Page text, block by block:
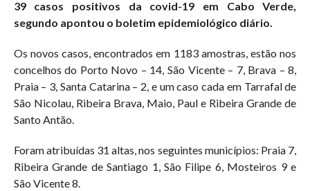
39 casos positivos da covid-19 em Cabo Verde,
segundo apontou o boletim epidemiológico diário.
Os novos casos, encontrados em 1183 amostras, estão nos
concelhos do Porto Novo – 14, São Vicente – 7, Brava – 8,
Praia – 3, Santa Catarina – 2, e um caso cada em Tarrafal de
São Nicolau, Ribeira Brava, Maio, Paul e Ribeira Grande de
Santo Antão.
Foram atribuídas 31 altas, nos seguintes municípios: Praia 7,
Ribeira Grande de Santiago 1, São Filipe 6, Mosteiros 9 e
São Vicente 8.